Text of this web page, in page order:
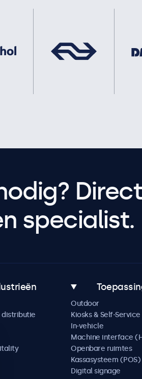
Direct
specialist.
distributie
Outdoor
Kiosks & Self-Service
In-vehicle
Machine interface
Openbare ruimtes
Kassasysteem (POS)
Digital signage